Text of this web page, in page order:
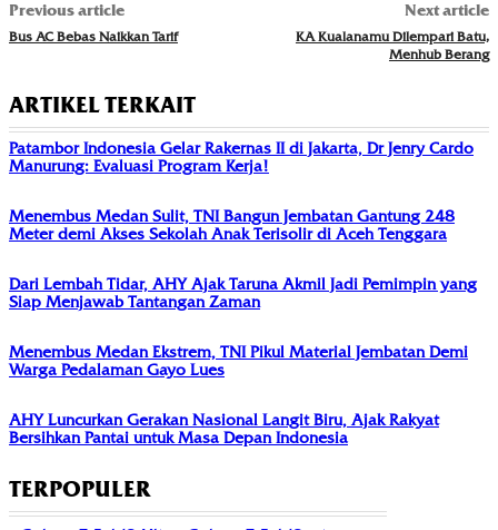
Previous article
Bus AC Bebas Naikkan Tarif
Next article
KA Kualanamu Dilempari Batu,
Menhub Berang
ARTIKEL TERKAIT
Patambor Indonesia Gelar Rakernas II di Jakarta, Dr Jenry Cardo
Manurung: Evaluasi Program Kerja!
Menembus Medan Sulit, TNI Bangun Jembatan Gantung 248
Meter demi Akses Sekolah Anak Terisolir di Aceh Tenggara
Dari Lembah Tidar, AHY Ajak Taruna Akmil Jadi Pemimpin yang
Siap Menjawab Tantangan Zaman
Menembus Medan Ekstrem, TNI Pikul Material Jembatan Demi
Warga Pedalaman Gayo Lues
AHY Luncurkan Gerakan Nasional Langit Biru, Ajak Rakyat
Bersihkan Pantai untuk Masa Depan Indonesia
TERPOPULER